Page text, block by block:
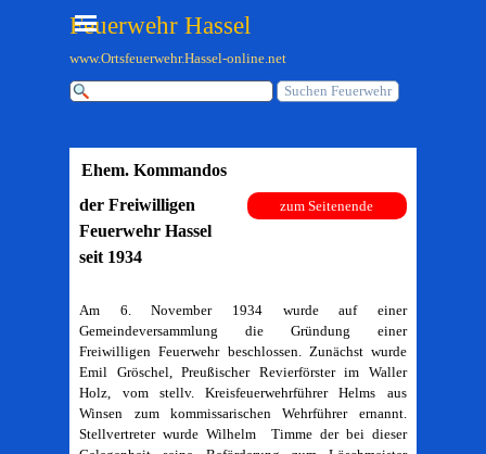
Feuerwehr Hassel
Menü überspringen
Suchen Feuerwehr
www.Ortsfeuerwehr.Hassel-online.net
Ehem. Kommandos
zum Seitenende
der Freiwilligen
Feuerwehr Hassel
seit 1934
Am 6. November 1934 wurde auf einer
Gemeindeversammlung die Gründung einer
Freiwilligen Feuerwehr beschlossen. Zunächst wurde
Emil Gröschel, Preußischer Revierförster im Waller
Holz, vom stellv. Kreisfeuerwehrführer Helms aus
Winsen zum kommissarischen Wehrführer ernannt.
Stellvertreter wurde Wilhelm Timme der bei dieser